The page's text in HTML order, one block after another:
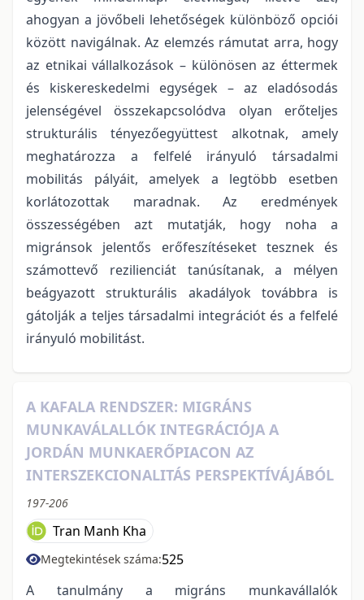
ahogyan a jövőbeli lehetőségek különböző opciói
között navigálnak. Az elemzés rámutat arra, hogy
az etnikai vállalkozások – különösen az éttermek
és kiskereskedelmi egységek – az eladósodás
jelenségével összekapcsolódva olyan erőteljes
strukturális tényezőegyüttest alkotnak, amely
meghatározza a felfelé irányuló társadalmi
mobilitás pályáit, amelyek a legtöbb esetben
korlátozottak maradnak. Az eredmények
összességében azt mutatják, hogy noha a
migránsok jelentős erőfeszítéseket tesznek és
számottevő rezilienciát tanúsítanak, a mélyen
beágyazott strukturális akadályok továbbra is
gátolják a teljes társadalmi integrációt és a felfelé
irányuló mobilitást.
A KAFALA RENDSZER: MIGRÁNS
MUNKAVÁLALLÓK INTEGRÁCIÓJA A
JORDÁN MUNKAERŐPIACON AZ
INTERSZEKCIONALITÁS PERSPEKTÍVÁJÁBÓL
197-206
Tran Manh Kha
Megtekintések száma:525
A tanulmány a migráns munkavállalók